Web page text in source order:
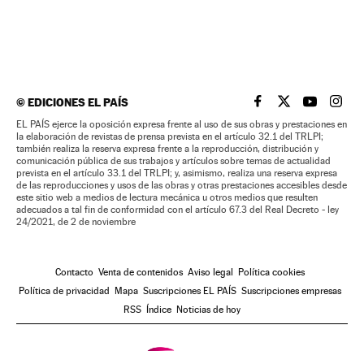
©EDICIONES EL PAÍS EL PAÍS BRASIL EN
EL PAÍSEL PAÍS
EL
EL PAÍS ejerce la oposición expresa frente al uso de sus obras y prestaciones en
la elaboración de revistas de prensa prevista en el artículo 32.1 del TRLPI;
también realiza la reserva expresa frente a la reproducción, distribución y
comunicación pública de sus trabajos y artículos sobre temas de actualidad
prevista en el artículo 33.1 del TRLPI; y, asimismo, realiza una reserva expresa
de las reproducciones y usos de las obras y otras prestaciones accesibles desde
este sitio web a medios de lectura mecánica u otros medios que resulten
adecuados a tal fin de conformidad con el artículo 67.3 del Real Decreto - ley
24/2021, de 2 de noviembre
Contacto Venta de contenidos Aviso legal Política cookies
Política de privacidad Mapa Suscripciones EL PAÍS Suscripciones empresas
RSS Índice Noticias de hoy